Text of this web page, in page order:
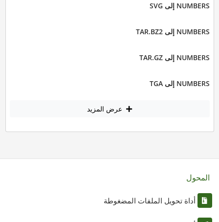
NUMBERS إلى SVG
NUMBERS إلى TAR.BZ2
NUMBERS إلى TAR.GZ
NUMBERS إلى TGA
عرض المزيد
المحول
أداة تحويل الملفات المضغوطة